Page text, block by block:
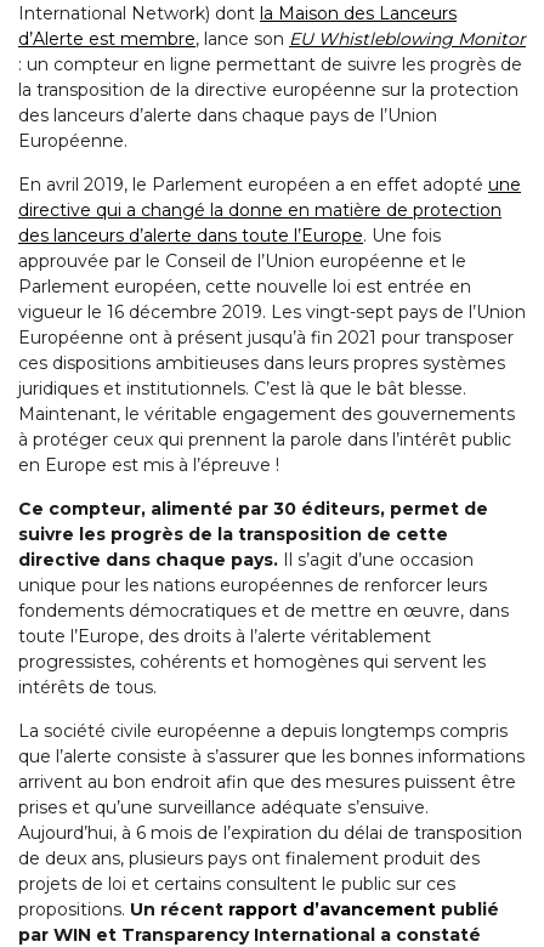
International Network) dont la Maison des Lanceurs
d’Alerte est membre, lance son EU Whistleblowing Monitor
: un compteur en ligne permettant de suivre les progrès de
la transposition de la directive européenne sur la protection
des lanceurs d’alerte dans chaque pays de l’Union
Européenne.
En avril 2019, le Parlement européen a en effet adopté une
directive qui a changé la donne en matière de protection
des lanceurs d’alerte dans toute l’Europe. Une fois
approuvée par le Conseil de l’Union européenne et le
Parlement européen, cette nouvelle loi est entrée en
vigueur le 16 décembre 2019. Les vingt-sept pays de l’Union
Européenne ont à présent jusqu’à fin 2021 pour transposer
ces dispositions ambitieuses dans leurs propres systèmes
juridiques et institutionnels. C’est là que le bât blesse.
Maintenant, le véritable engagement des gouvernements
à protéger ceux qui prennent la parole dans l’intérêt public
en Europe est mis à l’épreuve !
Ce compteur, alimenté par 30 éditeurs, permet de
suivre les progrès de la transposition de cette
directive dans chaque pays. Il s’agit d’une occasion
unique pour les nations européennes de renforcer leurs
fondements démocratiques et de mettre en œuvre, dans
toute l’Europe, des droits à l’alerte véritablement
progressistes, cohérents et homogènes qui servent les
intérêts de tous.
La société civile européenne a depuis longtemps compris
que l’alerte consiste à s’assurer que les bonnes informations
arrivent au bon endroit afin que des mesures puissent être
prises et qu’une surveillance adéquate s’ensuive.
Aujourd’hui, à 6 mois de l’expiration du délai de transposition
de deux ans, plusieurs pays ont finalement produit des
projets de loi et certains consultent le public sur ces
propositions. Un récent rapport d’avancement publié
par WIN et Transparency International a constaté